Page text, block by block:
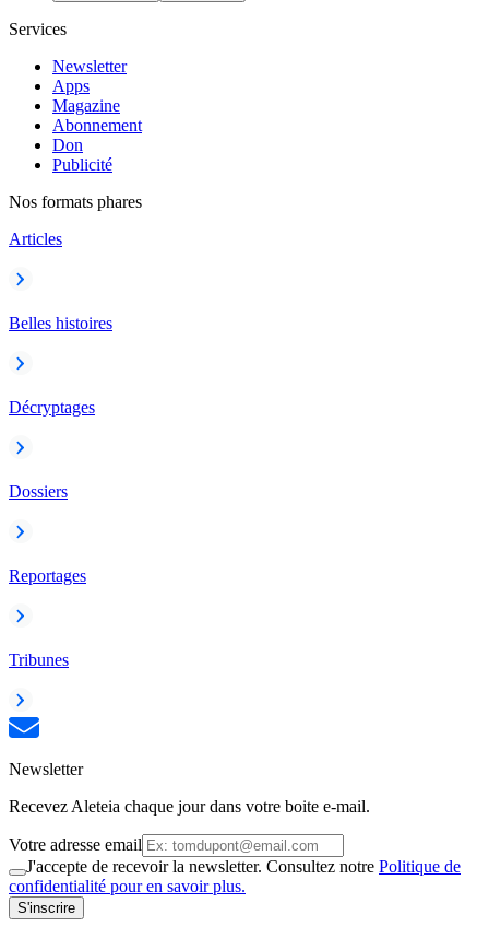
Services
Newsletter
Apps
Magazine
Abonnement
Don
Publicité
Nos formats phares
Articles
Belles histoires
Décryptages
Dossiers
Reportages
Tribunes
Newsletter
Recevez Aleteia chaque jour dans votre boite e-mail.
Votre adresse email
J'accepte de recevoir la newsletter. Consultez notre Politique de
confidentialité pour en savoir plus.
S'inscrire